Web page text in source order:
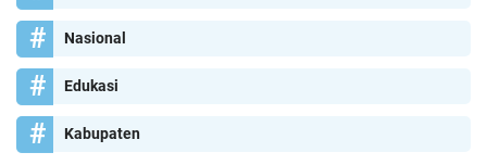
Nasional
Edukasi
Kabupaten